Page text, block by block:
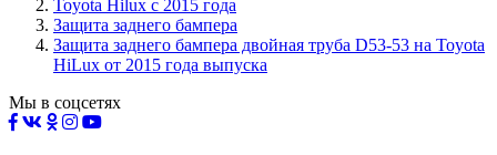
Toyota Нilux с 2015 года
Защита заднего бампера
Защита заднего бампера двойная труба D53-53 на Toyota
HiLux от 2015 года выпуска
Мы в соцсетях